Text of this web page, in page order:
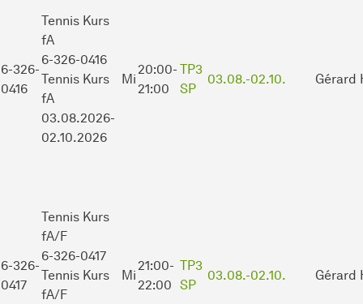
6-326-
0416
Tennis Kurs
fA
6-326-0416
Tennis Kurs
fA
03.08.2026-
02.10.2026
Mi
20:00-
21:00
TP3
SP
03.08.-02.10. Gérard
6-326-
0417
Tennis Kurs
fA/F
6-326-0417
Tennis Kurs
fA/F
Mi
21:00-
22:00
TP3
SP
03.08.-02.10. Gérard